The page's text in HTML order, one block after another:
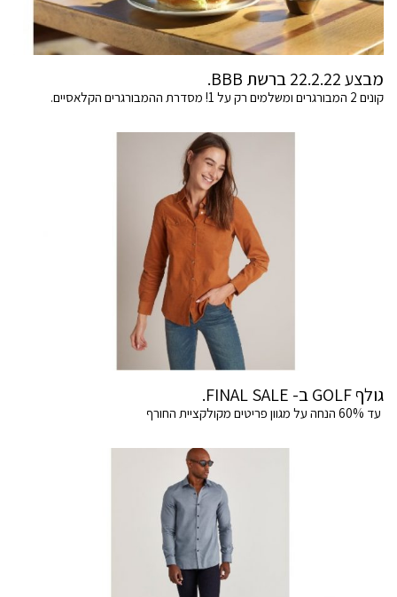
מבצע 22.2.22 ברשת BBB.
קונים 2 המבורגרים ומשלמים רק על 1! מסדרת ההמבורגרים הקלאסיים.
גולף GOLF ב- FINAL SALE.
עד 60% הנחה על מגוון פריטים מקולקציית החורף